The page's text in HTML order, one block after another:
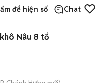
để hiện số Chat
Nâu 8 tổ